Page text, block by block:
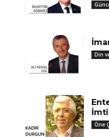
Din
Öne